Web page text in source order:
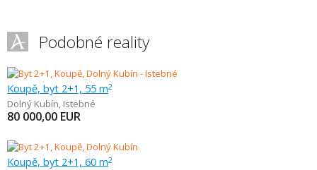
Podobné reality
Koupě, byt 2+1, 55 m2
Dolný Kubín, Istebné
80 000,00 EUR
Koupě, byt 2+1, 60 m2